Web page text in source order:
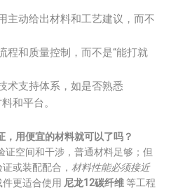
主动给出材料和工艺建议，而不
程和质量控制，而不是“能打就
术支持体系，如是否熟悉
和平台。
，用便宜的材料就可以了吗？
证空间和干涉，普通材料足够；但
或装配配合， 材料性能必须接近
更适合使用 尼龙12碳纤维等工程